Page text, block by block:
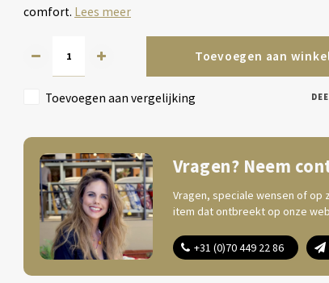
comfort. Lees meer
Toevoegen aan
Toevoegen aan vergelijking
Vragen? Neem
Vragen, speciale wensen of op
item dat ontbreekt op onze
+31 (0)70 449 22 86